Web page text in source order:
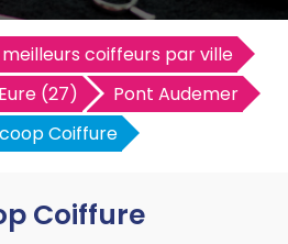
meilleurs coiffeurs par ville
Eure (27)
Pont Audemer
Coiffure
Coiffure